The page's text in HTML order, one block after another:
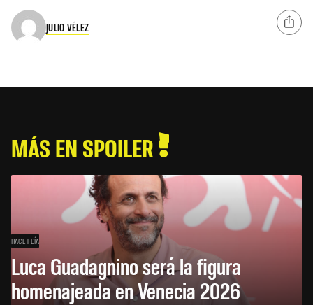
JULIO VÉLEZ
MÁS EN SPOILER
HACE 1 DÍA
Luca Guadagnino será la figura
homenajeada en Venecia 2026